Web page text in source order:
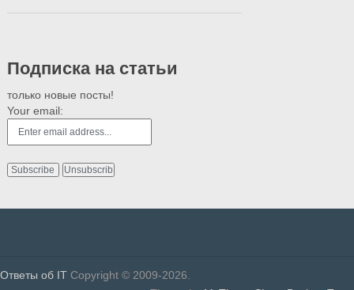
Подписка на статьи
только новые посты!
Your email:
Ответы об IT Copyright © 2009-2026.